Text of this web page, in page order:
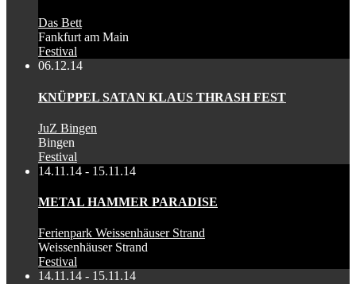
Das Bett
Fankfurt am Main
Festival
06.12.14
KNÜPPEL SATAN KLAUS THRASH FEST
JuZ Bingen
Bingen
Festival
14.11.14 - 15.11.14
METAL HAMMER PARADISE
Ferienpark Weissenhäuser Strand
Weissenhäuser Strand
Festival
14.11.14 - 15.11.14